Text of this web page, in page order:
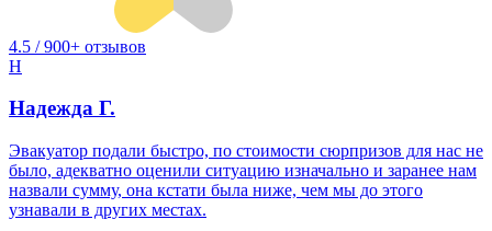
4.5 / 900+ отзывов
Н
Надежда Г.
Эвакуатор подали быстро, по стоимости сюрпризов для нас не
было, адекватно оценили ситуацию изначально и заранее нам
назвали сумму, она кстати была ниже, чем мы до этого
узнавали в других местах.